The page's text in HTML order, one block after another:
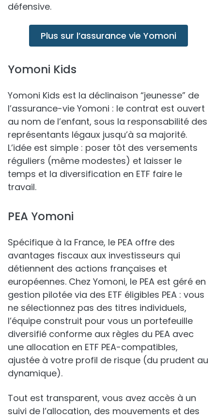
défensive.
Plus sur l’assurance vie Yomoni
Yomoni Kids
Yomoni Kids est la déclinaison “jeunesse” de
l’assurance-vie Yomoni : le contrat est ouvert
au nom de l’enfant, sous la responsabilité des
représentants légaux jusqu’à sa majorité.
L’idée est simple : poser tôt des versements
réguliers (même modestes) et laisser le
temps et la diversification en ETF faire le
travail.
PEA Yomoni
Spécifique à la France, le PEA offre des
avantages fiscaux aux investisseurs qui
détiennent des actions françaises et
européennes. Chez Yomoni, le PEA est géré en
gestion pilotée via des ETF éligibles PEA : vous
ne sélectionnez pas des titres individuels,
l’équipe construit pour vous un portefeuille
diversifié conforme aux règles du PEA avec
une allocation en ETF PEA-compatibles,
ajustée à votre profil de risque (du prudent au
dynamique).
Tout est transparent, vous avez accès à un
suivi de l’allocation, des mouvements et des